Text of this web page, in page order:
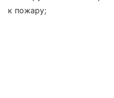
к пожару;